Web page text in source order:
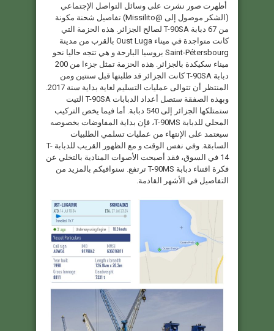
أظهرت صور نشرت على وسائل التواصل الإجتماعي
(الشكر موصول إلى @Missilito) تفاصيل شحنة مكونة
من 67 دبابة T-90SA لصالح الجزائر. هذه الحزمة التي
كانت متواجدة في ميناء Oust Luga بالقرب من مدينة
Saint-Pétersbourg بروسيا البارحة و هي تتجه حاليا نحو
ميناء سكيكدة بالجزائر. هذه الحزمة تمثل جزءا من 200
دبابة T-90SA كانت الجزائر قد طلبتها قبل سنتين ومن
وبهذه الصفقة ستصل أعداد الدبابات T-90SA التيت
ستمتلكها الجزائر إلى 540 دبابة. أما فيما يخص التركيب
المحلي للدبابة T-90MS، فإن بداية المفاوضات بخصوصه
سيعتمد على الإنتهاء من عمليات تسلمي الطلبيات
السابقة. وفي نفس الوقت و مع الظهور القريب للدبابة T-
14 في السوق، فقد أصبحت الأصوات المنادية بالتخلي عن
فكرة اقتناء دبابة T-90MS ترتفع. سنوافيكم بالمزيد من
التفاصيل في الأشهر القادمة.